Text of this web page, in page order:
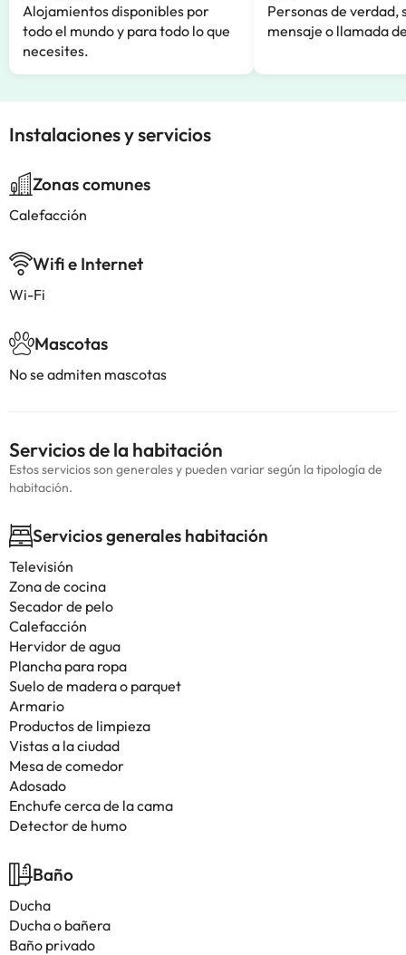
Alojamientos disponibles por
todo el mundo y para todo lo que
necesites.
Personas de verdad,
mensaje o llamada
Instalaciones y servicios
Zonas comunes
Calefacción
Wifi e Internet
Wi-Fi
Mascotas
No se admiten mascotas
Servicios de la habitación
Estos servicios son generales y pueden variar según la tipología de
habitación.
Servicios generales habitación
Televisión
Zona de cocina
Secador de pelo
Calefacción
Hervidor de agua
Plancha para ropa
Suelo de madera o parquet
Armario
Productos de limpieza
Vistas a la ciudad
Mesa de comedor
Adosado
Enchufe cerca de la cama
Detector de humo
Baño
Ducha
Ducha o bañera
Baño privado